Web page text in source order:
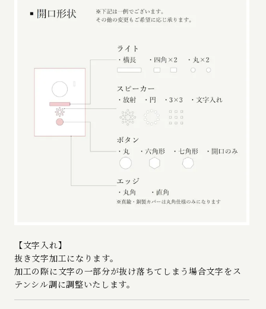
【文字入れ】
抜き文字加工になります。
加工の際に文字の一部分が抜け落ちてしまう場合文字をス
テンシル調に調整いたします。